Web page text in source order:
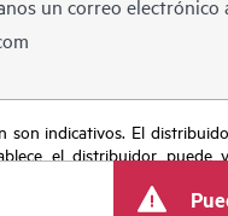
un correo electrónico
son indicativos. El
el distribuidor
disponibilidad